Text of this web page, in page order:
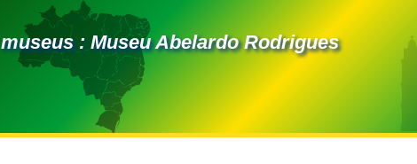
museus : Museu Abelardo Rodrigues